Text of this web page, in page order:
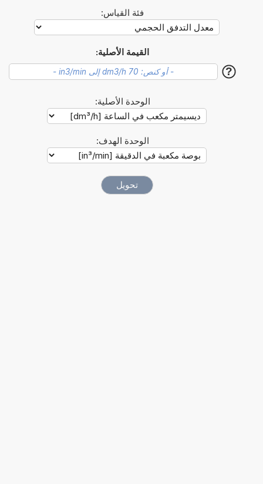
فئة القياس:
القيمة الأصلية:
?
الوحدة الأصلية:
الوحدة الهدف: